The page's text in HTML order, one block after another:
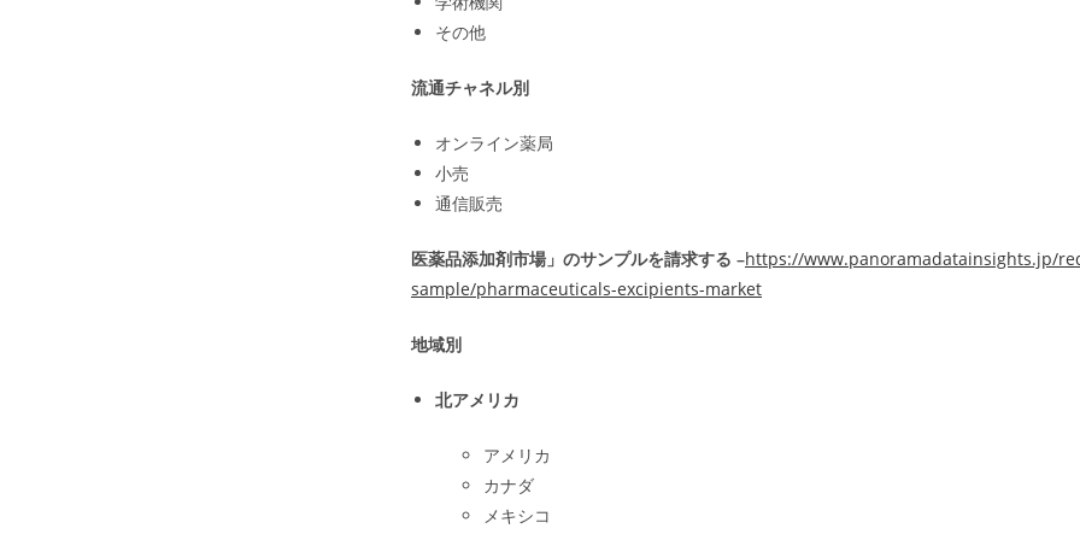
その他
流通チャネル別
オンライン薬局
小売
通信販売
医薬品添加剤市場」のサンプルを請求する –https://www.panoramadatainsights.jp/
sample/pharmaceuticals-excipients-market
地域別
北アメリカ
アメリカ
カナダ
メキシコ